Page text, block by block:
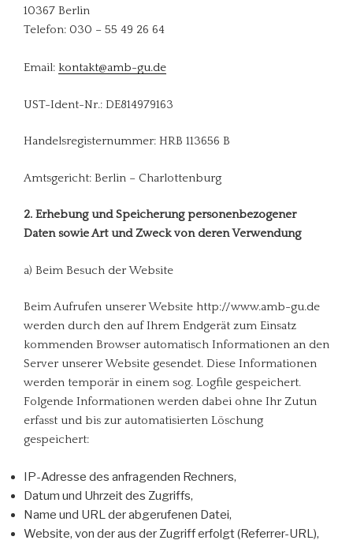
10367 Berlin
Telefon: 030 – 55 49 26 64
Email: kontakt@amb-gu.de
UST-Ident-Nr.: DE814979163
Handelsregisternummer: HRB 113656 B
Amtsgericht: Berlin – Charlottenburg
2. Erhebung und Speicherung personenbezogener
Daten sowie Art und Zweck von deren Verwendung
a) Beim Besuch der Website
Beim Aufrufen unserer Website http://www.amb-gu.de
werden durch den auf Ihrem Endgerät zum Einsatz
kommenden Browser automatisch Informationen an den
Server unserer Website gesendet. Diese Informationen
werden temporär in einem sog. Logfile gespeichert.
Folgende Informationen werden dabei ohne Ihr Zutun
erfasst und bis zur automatisierten Löschung
gespeichert:
IP-Adresse des anfragenden Rechners,
Datum und Uhrzeit des Zugriffs,
Name und URL der abgerufenen Datei,
Website, von der aus der Zugriff erfolgt (Referrer-URL),